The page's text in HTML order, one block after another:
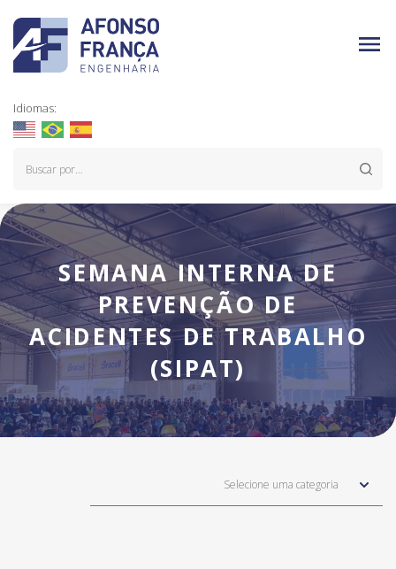
Idiomas:
SEMANA INTERNA DE
PREVENÇÃO DE
ACIDENTES DE TRABALHO
(SIPAT)
Selecione uma categoria